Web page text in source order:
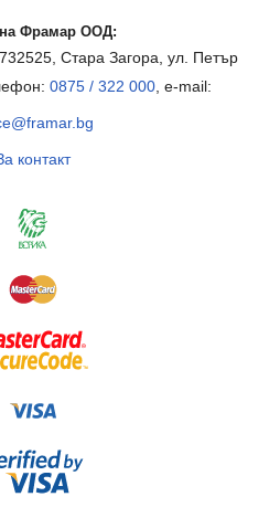
Фрамар ООД:
Стара Загора, ул. Петър
0875 / 322 000, e-mail:
контакт